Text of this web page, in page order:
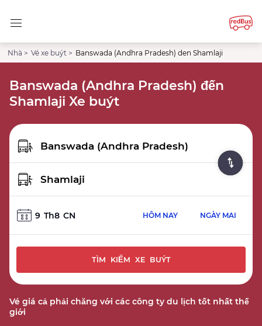
Nhà > Vé xe buýt > Banswada (Andhra Pradesh) den Shamlaji
Banswada (Andhra Pradesh) đến
Shamlaji Xe buýt
9 Th8 CN HÔM NAY NGÀY MAI
TÌM KIẾM XE BUÝT
Vé giá cả phải chăng với các công ty du lịch tốt nhất thế
giới